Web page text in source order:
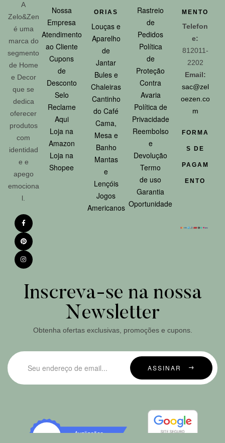
A
Zelo&Zen
é uma
marca do
segmento
de Home
e Decor
que se
dedica
oferecer
produtos
com
identidad
e e
apego
emociona
l.
Nossa
Empresa
Atendimento
ao Cliente
Cupons
de
Desconto
Selo
Reclame
Aqui
Loja na
Amazon
Loja na
Shopee
ORIAS
Louças e
Aparelho
de
Jantar
Bules e
Chaleiras
Cantinho
do Café
Cama,
Mesa e
Banho
Mantas
e
Lençóis
Jogos
Americanos
Rastreio
de
Pedidos
Política
de
Proteção
Contra
Avaria
Política de
Privacidade
Reembolso
e
Devolução
Termo
de uso
Garantia
Oportunidade
MENTO
Telefon
e:
812011-
2202
Email:
sac@zel
oezen.co
m
FORMA
S DE
PAGAM
ENTO
Inscreva-se na nossa
Newsletter
Obtenha ofertas exclusivas, promoções e cupons.
ASSINAR